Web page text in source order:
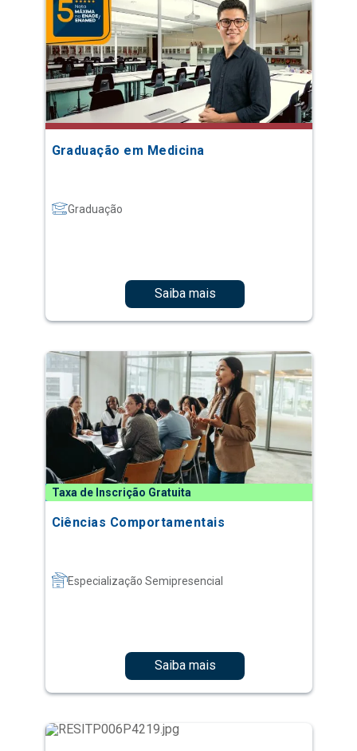
Graduação em Medicina
Graduação
Saiba mais
Taxa de Inscrição Gratuita
Ciências Comportamentais
Especialização Semipresencial
Saiba mais